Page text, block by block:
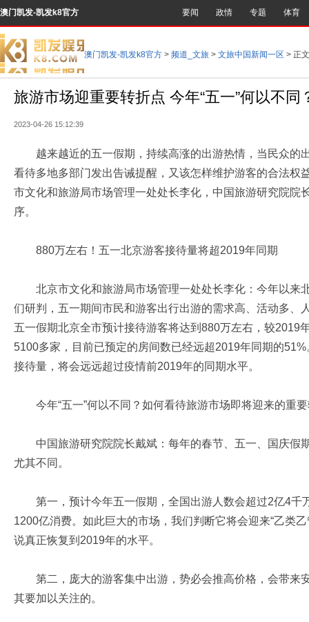
澳门凯发-凯发k8官方 要闻 政情 专题 体育
澳门凯发-凯发k8官方 > 频道_文旅 > 文旅中国新闻一区 > 正文
旅游市场迎重要转折点 今年“五一”何以不同
2023-04-26 15:12:39
越来越近的五一假期，持续高涨的出游热情，当民众的
看待多地多部门发出告诫提醒，又该怎样维护游客的合法权
市文化和旅游局市场管理一处处长李化，中国旅游研究院院
序。
880万左右！五一北京游客接待量将超2019年同期
北京市文化和旅游局市场管理一处处长李化：今年以来
们研判，五一期间市民和游客出行出游的需求高、活动多、
五一假期北京全市预计接待游客将达到880万左右，较2019
5100多家，目前已预定的房间数已经远超2019年同期的
接待量，将会远远超过疫情前2019年的同期水平。
今年“五一”何以不同？如何看待旅游市场即将迎来的重要
中国旅游研究院院长戴斌：每年的春节、五一、国庆假
尤其不同。
第一，预计今年五一假期，全国出游人数会超过2亿4千
1200亿消费。如此巨大的市场，我们判断它将会迎来“乙类
说真正恢复到2019年的水平。
第二，庞大的游客集中出游，势必会推高价格，会带来
其要加以关注的。